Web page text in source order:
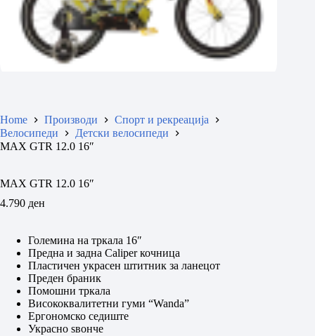
Home Производи
Спорт и рекреација
Велосипеди
Детски велосипеди
MAX GTR 12.0 16″
MAX GTR 12.0 16″
4.790 ден
Големина на тркала 16″
Предна и задна Caliper кочница
Пластичен украсен штитник за ланецот
Преден браник
Помошни тркала
Висококвалитетни гуми “Wanda”
Ергономско седиште
Украсно ѕвонче